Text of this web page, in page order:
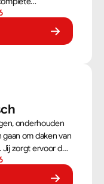
van
constructie zowel
onderhouden
om daken van
zorgt ervoor dat
kunnen,